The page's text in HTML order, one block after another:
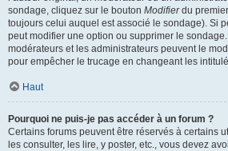
sondage, cliquez sur le bouton Modifierdu
toujours celui auquel est associé le sondage). Si
peut modifier une option ou supprimer le
modérateurs et les administrateurs peuvent le
pour empêcher le trucage en changeant les
Haut
Pourquoi ne puis-je pas accéder à un forum ?
Certains forums peuvent être réservés à certains
les consulter, les lire, y poster, etc., vous devez